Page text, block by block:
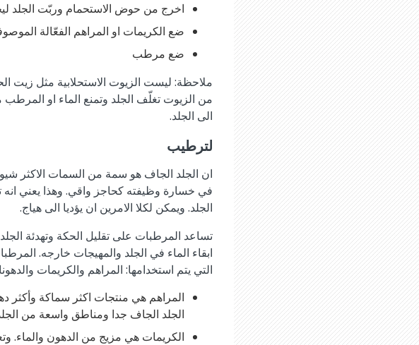
اخرج من حوض الاستحمام وربّت الجلد
ضع الكريمات او المراهم الفعّالة
ضع مرطب
ملاحظة: ليست الزيوت الاستحلابية مثل زيت
من الزيوت تغلّف الجلد وتمنع الماء او
الى الجلد.
لترطيب
ان الجلد الجاف هو سمة من السمات الاكثر
في خسارة وظيفته كحاجز واقي. وهذا يعني
الجلد. ويمكن لكلا الامرين ان يؤديا الى هياج.
تساعد المرطبات على تقليل الحكة وتهدئة
التي يتم استخدامها: المراهم والكريمات
المراهم هي منتجات اكثر سماكة وأكثر
الجلد الجاف جدا ومناطق واسعة من
الكريمات هي مزيج من الدهون والماء.